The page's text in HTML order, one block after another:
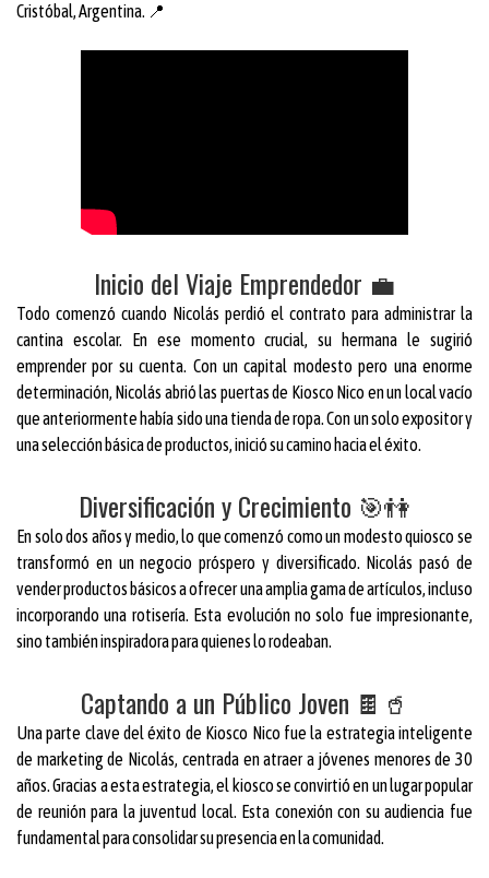
Cristóbal, Argentina. 📍
Inicio del Viaje Emprendedor 💼
Todo comenzó cuando Nicolás perdió el contrato para administrar la
cantina escolar. En ese momento crucial, su hermana le sugirió
emprender por su cuenta. Con un capital modesto pero una enorme
determinación, Nicolás abrió las puertas de Kiosco Nico en un local vacío
que anteriormente había sido una tienda de ropa. Con un solo expositor y
una selección básica de productos, inició su camino hacia el éxito.
Diversificación y Crecimiento 🎯👫
En solo dos años y medio, lo que comenzó como un modesto quiosco se
transformó en un negocio próspero y diversificado. Nicolás pasó de
vender productos básicos a ofrecer una amplia gama de artículos, incluso
incorporando una rotisería. Esta evolución no solo fue impresionante,
sino también inspiradora para quienes lo rodeaban.
Captando a un Público Joven 🍫🥤
Una parte clave del éxito de Kiosco Nico fue la estrategia inteligente
de marketing de Nicolás, centrada en atraer a jóvenes menores de 30
años. Gracias a esta estrategia, el kiosco se convirtió en un lugar popular
de reunión para la juventud local. Esta conexión con su audiencia fue
fundamental para consolidar su presencia en la comunidad.